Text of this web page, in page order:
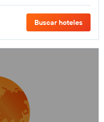
Buscar hoteles